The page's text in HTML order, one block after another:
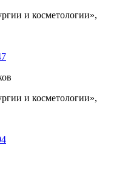
и косметологии»,
и косметологии»,